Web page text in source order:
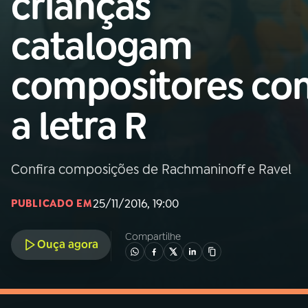
01INÍCIO
02 A RÁDIO
03 PROGRAMAÇÃO
04PROGRAMAS
catalogam
compositores
a letra R
Confira composições de Rachmaninoff e Ravel
PUBLICADO EM25/11/2016, 19:00
Ouça agora
Compartilhe